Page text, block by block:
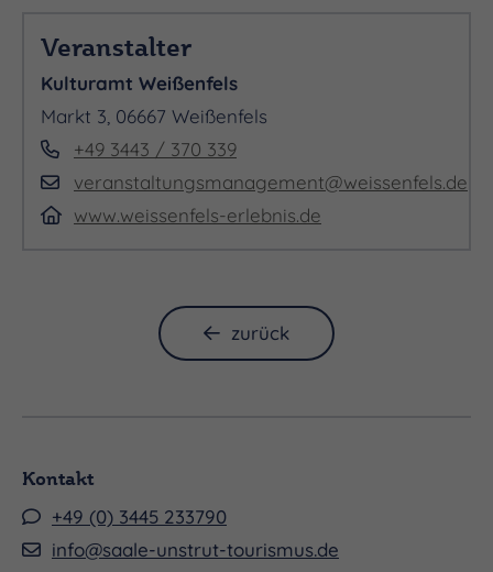
Veranstalter
Kulturamt Weißenfels
Markt 3, 06667 Weißenfels
+49 3443 / 370 339
veranstaltungsmanagement@weissenfels.de
www.weissenfels-erlebnis.de
zurück
Kontakt
+49 (0) 3445 233790
info@saale-unstrut-tourismus.de